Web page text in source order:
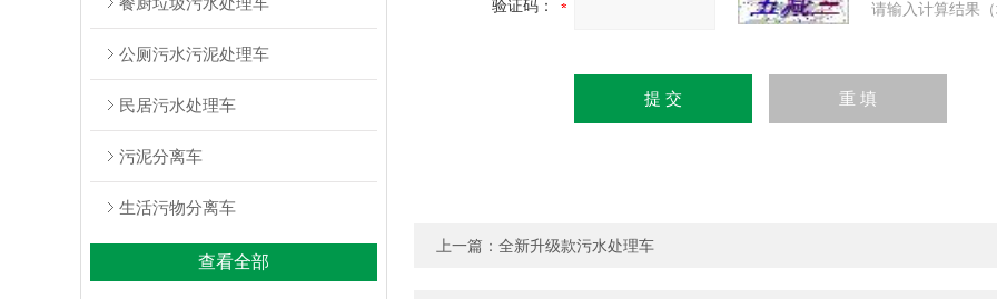
公厕污水污泥处理车
民居污水处理车
污泥分离车
生活污物分离车
查看全部
验证码： 请输入计算结果
上一篇： 全新升级款污水处理车